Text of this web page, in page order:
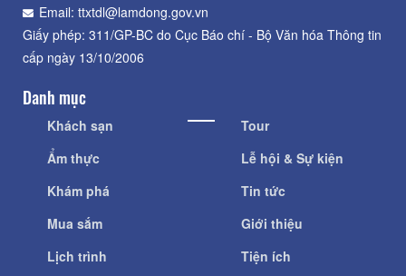
Email: ttxtdl@lamdong.gov.vn
Giấy phép: 311/GP-BC do Cục Báo chí - Bộ Văn hóa Thông tin
cấp ngày 13/10/2006
Danh mục
Khách sạn
Ẩm thực
Khám phá
Mua sắm
Lịch trình
Tour
Lễ hội & Sự kiện
Tin tức
Giới thiệu
Tiện ích